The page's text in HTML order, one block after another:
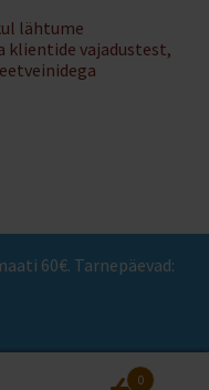
60€. Tarnepäevad:
lähtume
klientide vajadustest,
0